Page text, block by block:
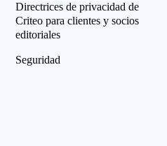
Directrices de privacidad de
Criteo para clientes y socios
editoriales
Seguridad